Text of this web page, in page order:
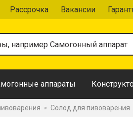
Рассрочка Вакансии
аппараты
» Солод для пивоварения